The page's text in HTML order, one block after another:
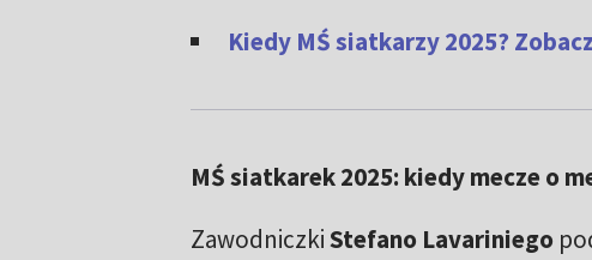
Kiedy MŚ siatkarzy 2025?
MŚ siatkarek 2025: kiedy mecze o
ZawodniczkiStefano Lavariniego